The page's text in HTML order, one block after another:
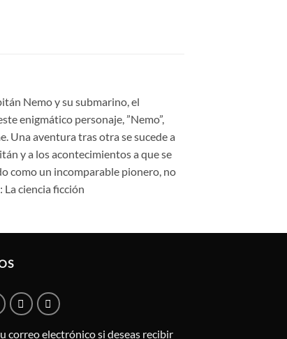
Nemo y su submarino, el
enigmático personaje, ”Nemo”,
Una aventura tras otra se sucede a
y a los acontecimientos a que se
como un incomparable pionero, no
ciencia ficción
correo electrónico si deseas recibir